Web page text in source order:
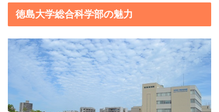
徳島大学総合科学部の魅力